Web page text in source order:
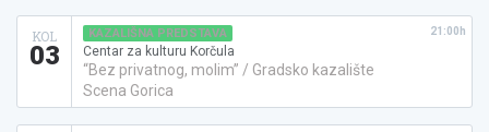
KOL
03
KAZALIŠNA PREDSTAVA
Centar za kulturu Korčula
“Bez privatnog, molim” / Gradsko kazalište
Scena Gorica
21:00h